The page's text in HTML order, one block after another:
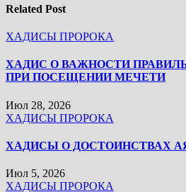
Related Post
ХАДИСЫ ПРОРОКА
ХАДИС О ВАЖНОСТИ
ПРИ ПОСЕЩЕНИИ МЕЧЕТИ
Июл 28, 2026
ХАДИСЫ ПРОРОКА
ХАДИСЫ О ДОСТОИНСТВАХ
Июл 5, 2026
ХАДИСЫ ПРОРОКА